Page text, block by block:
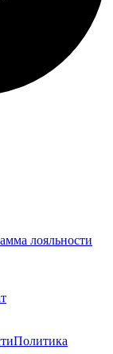
лояльности
Политика